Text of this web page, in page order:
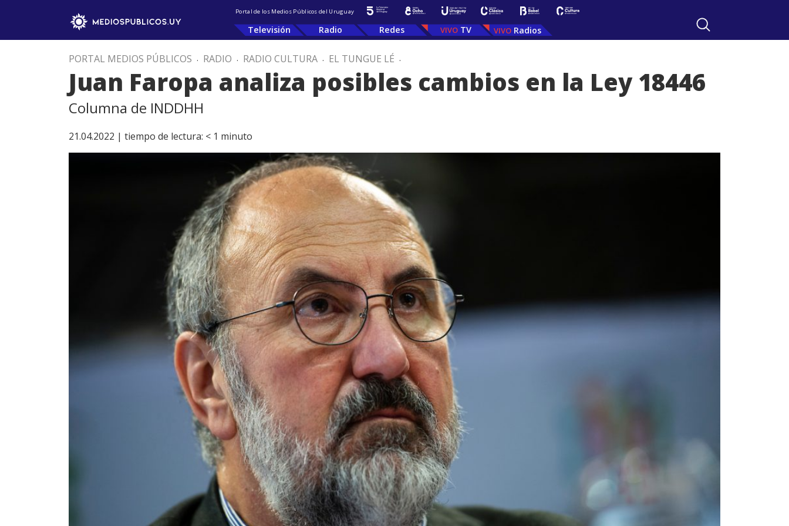
Portal de los Medios Públicos del Uruguay
Televisión Radio Redes TV Radios
PORTAL MEDIOS PÚBLICOS . RADIO . RADIO CULTURA . EL TUNGUE LÉ .
Juan Faropa analiza posibles cambios en la Ley 18446
Columna de INDDHH
21.04.2022 | tiempo de lectura: < 1 minuto